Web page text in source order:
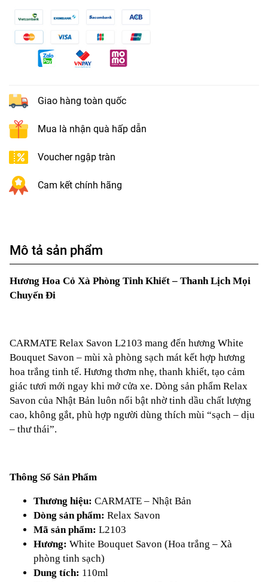
Giao hàng toàn quốc
Mua là nhận quà hấp dẫn
Voucher ngập tràn
Cam kết chính hãng
Mô tả sản phẩm
Hương Hoa Cỏ Xà Phòng Tinh Khiết – Thanh Lịch Mọi
Chuyến Đi
CARMATE Relax Savon L2103 mang đến hương White
Bouquet Savon – mùi xà phòng sạch mát kết hợp hương
hoa trắng tinh tế. Hương thơm nhẹ, thanh khiết, tạo cảm
giác tươi mới ngay khi mở cửa xe. Dòng sản phẩm Relax
Savon của Nhật Bản luôn nổi bật nhờ tinh dầu chất lượng
cao, không gắt, phù hợp người dùng thích mùi “sạch – dịu
– thư thái”.
Thông Số Sản Phẩm
Thương hiệu: CARMATE – Nhật Bản
Dòng sản phẩm: Relax Savon
Mã sản phẩm: L2103
Hương: White Bouquet Savon (Hoa trắng – Xà
phòng tinh sạch)
Dung tích: 110ml